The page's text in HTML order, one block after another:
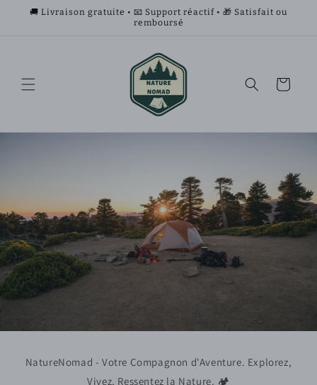
passer
🚚 Livraison gratuite • 📧 Support réactif • 🎁 Satisfait ou
remboursé
Panier
NatureNomad - Votre Compagnon d'Aventure. Explorez,
Vivez, Ressentez la Nature. 🏕️